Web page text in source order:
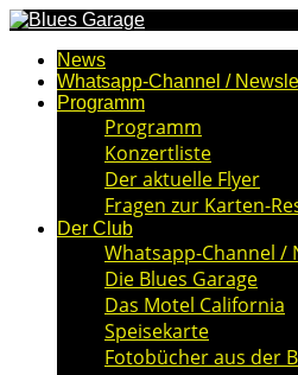
News
Whatsapp-Channel /
Programm
Programm
Konzertliste
Der aktuelle Flyer
Fragen zur Karten-
Der Club
Whatsapp-Channel /
Die Blues Garage
Das Motel California
Speisekarte
Fotobücher aus der